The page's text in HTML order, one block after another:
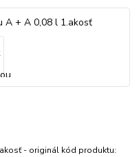
- originál kód produktu: